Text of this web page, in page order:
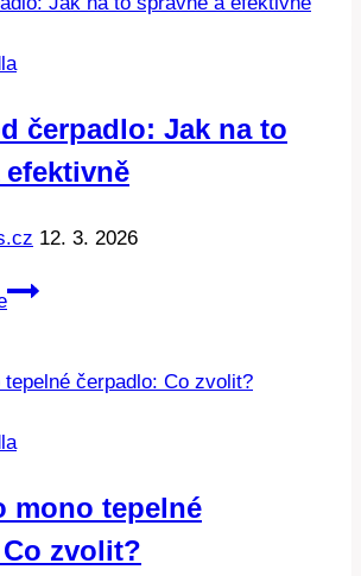
čerpadlo: Jak na to
efektivně
12. 3. 2026
Základ
Jak
to
efektivně
mono tepelné
zvolit?